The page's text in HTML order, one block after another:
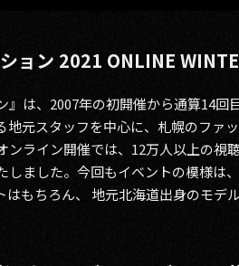
ョン 2021 ONLINE
』は、2007年の初開催から通算14
地元スタッフを中心に、札幌のファ
ンライン開催では、12万人以上の
しました。今回もイベントの模様は
はもちろん、 地元北海道出身のモデ